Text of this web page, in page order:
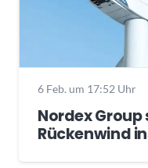
6 Feb. um 17:52 Uhr
Nordex
Rückenwind